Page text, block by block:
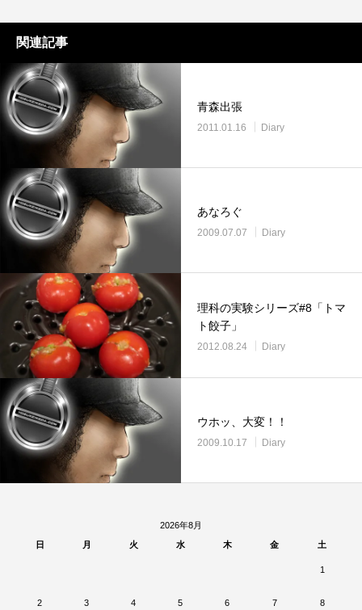
関連記事
青森出張
2011.01.16 Diary
あなろぐ
2009.07.07 Diary
理科の実験シリーズ#8「トマ
ト餃子」
2012.08.24 Diary
ウホッ、大変！！
2009.10.17 Diary
2026年8月
日
月 火 水 木 金 土
1
2 3 4 5 6 7 8